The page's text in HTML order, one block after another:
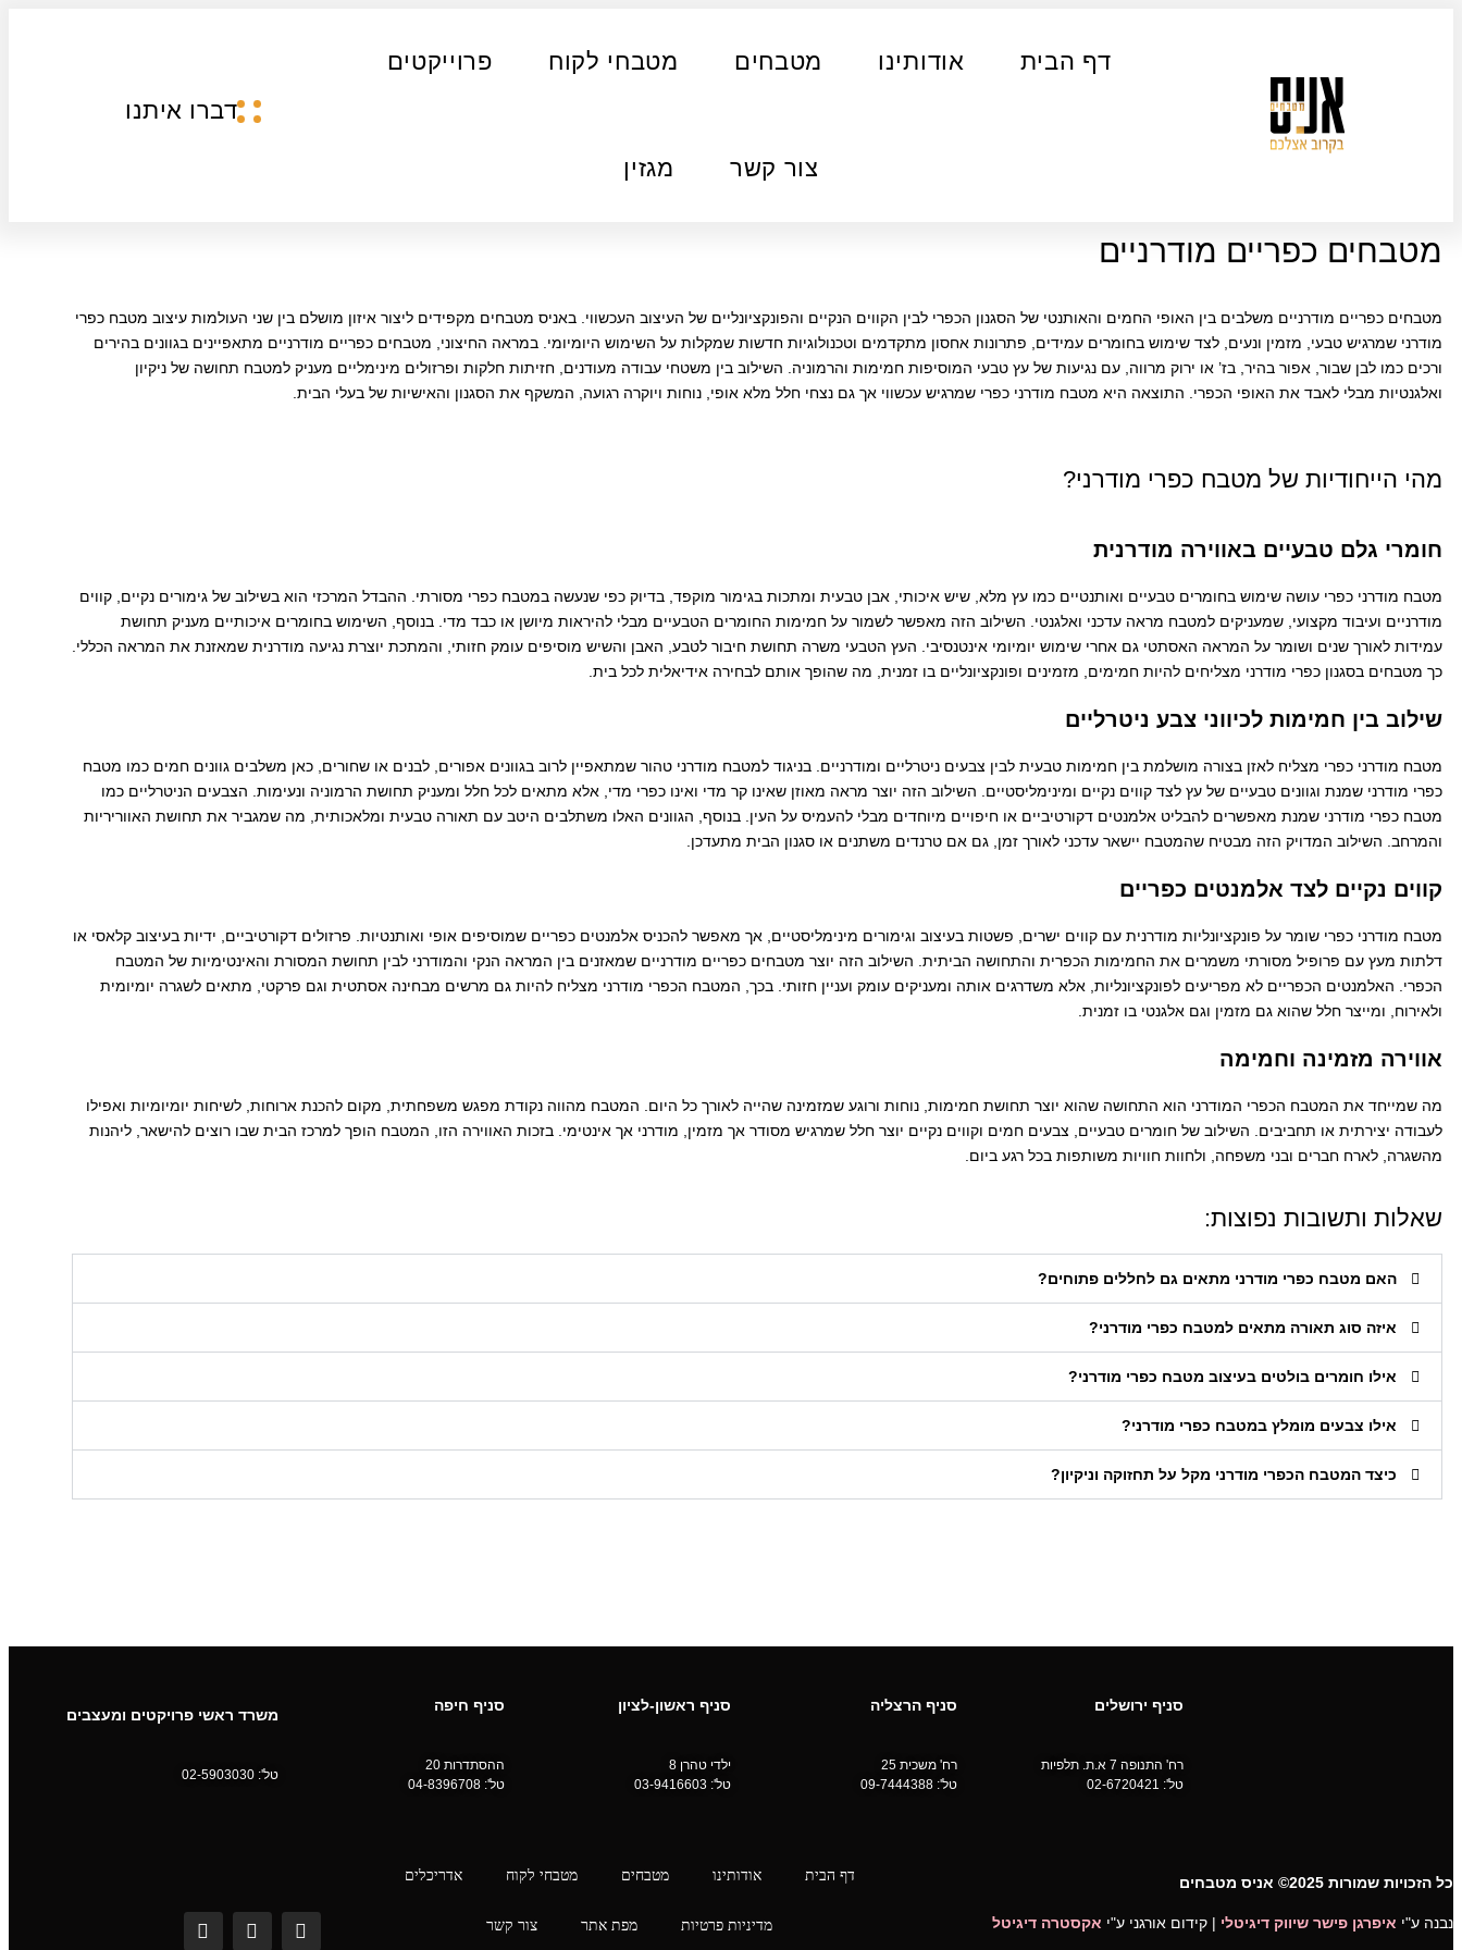
דף הבית אודותינו מטבחים מטבחי לקוח פרוייקטים
צור קשר מגזין
דברו איתנו
מטבחים כפריים מודרניים
מטבחים כפריים מודרניים משלבים בין האופי החמים והאותנטי של הסגנון הכפרי לבין הקווים הנקיים והפונקציונליים של העיצוב העכשווי. באניס מטבחים מקפידים ליצור איזון מושלם בין שני העולמות עיצוב מטבח כפרי
מודרני שמרגיש טבעי, מזמין ונעים, לצד שימוש בחומרים עמידים, פתרונות אחסון מתקדמים וטכנולוגיות חדשות שמקלות על השימוש היומיומי. במראה החיצוני, מטבחים כפריים מודרניים מתאפיינים בגוונים בהירים
ורכים כמו לבן שבור, אפור בהיר, בז’ או ירוק מרווה, עם נגיעות של עץ טבעי המוסיפות חמימות והרמוניה. השילוב בין משטחי עבודה מעודנים, חזיתות חלקות ופרזולים מינימליים מעניק למטבח תחושה של ניקיון
ואלגנטיות מבלי לאבד את האופי הכפרי. התוצאה היא מטבח מודרני כפרי שמרגיש עכשווי אך גם נצחי חלל מלא אופי, נוחות ויוקרה רגועה, המשקף את הסגנון והאישיות של בעלי הבית.
מהי הייחודיות של מטבח כפרי מודרני?
חומרי גלם טבעיים באווירה מודרנית
מטבח מודרני כפרי עושה שימוש בחומרים טבעיים ואותנטיים כמו עץ מלא, שיש איכותי, אבן טבעית ומתכות בגימור מוקפד, בדיוק כפי שנעשה במטבח כפרי מסורתי. ההבדל המרכזי הוא בשילוב של גימורים נקיים, קווים
מודרניים ועיבוד מקצועי, שמעניקים למטבח מראה עדכני ואלגנטי. השילוב הזה מאפשר לשמור על חמימות החומרים הטבעיים מבלי להיראות מיושן או כבד מדי. בנוסף, השימוש בחומרים איכותיים מעניק תחושת
עמידות לאורך שנים ושומר על המראה האסתטי גם אחרי שימוש יומיומי אינטנסיבי. העץ הטבעי משרה תחושת חיבור לטבע, האבן והשיש מוסיפים עומק חזותי, והמתכת יוצרת נגיעה מודרנית שמאזנת את המראה הכללי.
כך מטבחים בסגנון כפרי מודרני מצליחים להיות חמימים, מזמינים ופונקציונליים בו זמנית, מה שהופך אותם לבחירה אידיאלית לכל בית.
שילוב בין חמימות לכיווני צבע ניטרליים
מטבח מודרני כפרי מצליח לאזן בצורה מושלמת בין חמימות טבעית לבין צבעים ניטרליים ומודרניים. בניגוד למטבח מודרני טהור שמתאפיין לרוב בגוונים אפורים, לבנים או שחורים, כאן משלבים גוונים חמים כמו מטבח
כפרי מודרני שמנת וגוונים טבעיים של עץ לצד קווים נקיים ומינימליסטיים. השילוב הזה יוצר מראה מאוזן שאינו קר מדי ואינו כפרי מדי, אלא מתאים לכל חלל ומעניק תחושת הרמוניה ונעימות. הצבעים הניטרליים כמו
מטבח כפרי מודרני שמנת מאפשרים להבליט אלמנטים דקורטיביים או חיפויים מיוחדים מבלי להעמיס על העין. בנוסף, הגוונים האלו משתלבים היטב עם תאורה טבעית ומלאכותית, מה שמגביר את תחושת האווריריות
והמרחב. השילוב המדויק הזה מבטיח שהמטבח יישאר עדכני לאורך זמן, גם אם טרנדים משתנים או סגנון הבית מתעדכן.
קווים נקיים לצד אלמנטים כפריים
מטבח מודרני כפרי שומר על פונקציונליות מודרנית עם קווים ישרים, פשטות בעיצוב וגימורים מינימליסטיים, אך מאפשר להכניס אלמנטים כפריים שמוסיפים אופי ואותנטיות. פרזולים דקורטיביים, ידיות בעיצוב קלאסי או
דלתות מעץ עם פרופיל מסורתי משמרים את החמימות הכפרית והתחושה הביתית. השילוב הזה יוצר מטבחים כפריים מודרניים שמאזנים בין המראה הנקי והמודרני לבין תחושת המסורת והאינטימיות של המטבח
הכפרי. האלמנטים הכפריים לא מפריעים לפונקציונליות, אלא משדרגים אותה ומעניקים עומק ועניין חזותי. בכך, המטבח הכפרי מודרני מצליח להיות גם מרשים מבחינה אסתטית וגם פרקטי, מתאים לשגרה יומיומית
ולאירוח, ומייצר חלל שהוא גם מזמין וגם אלגנטי בו זמנית.
אווירה מזמינה וחמימה
מה שמייחד את המטבח הכפרי המודרני הוא התחושה שהוא יוצר תחושת חמימות, נוחות ורוגע שמזמינה שהייה לאורך כל היום. המטבח מהווה נקודת מפגש משפחתית, מקום להכנת ארוחות, לשיחות יומיומיות ואפילו
לעבודה יצירתית או תחביבים. השילוב של חומרים טבעיים, צבעים חמים וקווים נקיים יוצר חלל שמרגיש מסודר אך מזמין, מודרני אך אינטימי. בזכות האווירה הזו, המטבח הופך למרכז הבית שבו רוצים להישאר, ליהנות
מהשגרה, לארח חברים ובני משפחה, ולחוות חוויות משותפות בכל רגע ביום.
שאלות ותשובות נפוצות:
האם מטבח כפרי מודרני מתאים גם לחללים פתוחים?
איזה סוג תאורה מתאים למטבח כפרי מודרני?
אילו חומרים בולטים בעיצוב מטבח כפרי מודרני?
אילו צבעים מומלץ במטבח כפרי מודרני?
כיצד המטבח הכפרי מודרני מקל על תחזוקה וניקיון?
סניף ירושלים
רח' התנופה 7 א.ת. תלפיות
טל': 02-6720421
סניף הרצליה
רח' משכית 25
טל': 09-7444388
סניף ראשון-לציון
ילדי טהרן 8
טל': 03-9416603
סניף חיפה
ההסתדרות 20
טל':04-8396708
משרד ראשי פרויקטים ומעצבים
טל':02-5903030
כל הזכויות שמורות 2025© אניס מטבחים
נבנה ע"י איפרגן פישר שיווק דיגיטלי | קידום אורגני ע"י אקסטרה דיגיטל
דף הבית אודותינו מטבחים מטבחי לקוח אדריכלים
מדיניות פרטיות מפת אתר צור קשר